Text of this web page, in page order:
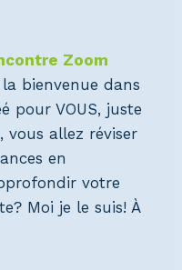
Zoom
bienvenue dans
pour VOUS, juste
vous allez réviser
en
votre
Moi je le suis! À